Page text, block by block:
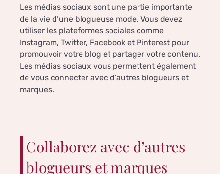
Les médias sociaux sont une partie importante
de la vie d’une blogueuse mode. Vous devez
utiliser les plateformes sociales comme
Instagram, Twitter, Facebook et Pinterest pour
promouvoir votre blog et partager votre contenu.
Les médias sociaux vous permettent également
de vous connecter avec d’autres blogueurs et
marques.
Collaborez avec d’autres
blogueurs et marques